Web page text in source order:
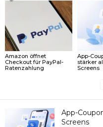
Amazon öffnet
Checkout für PayPal-
Ratenzahlung
App-
stärker
Screens
App-
Screens